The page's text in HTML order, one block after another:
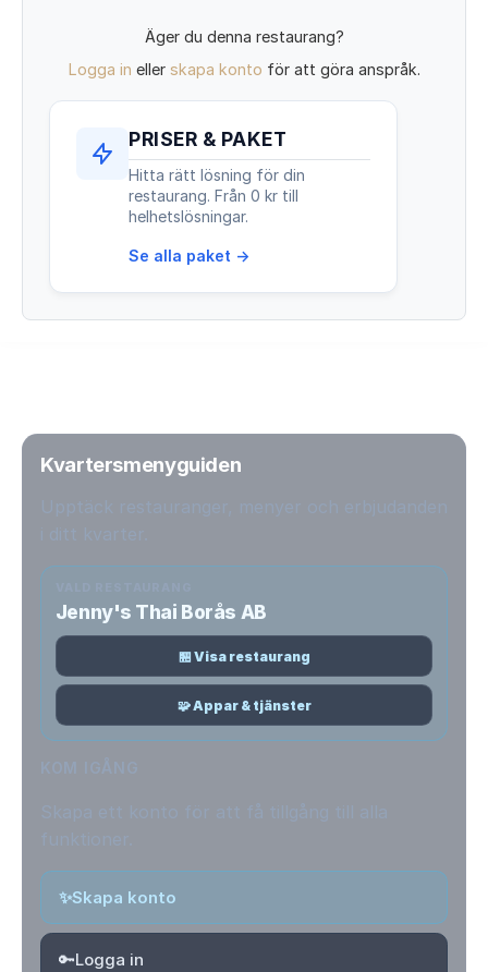
Äger du denna restaurang?
Logga in eller skapa konto för att göra anspråk.
PRISER & PAKET
Hitta rätt lösning för din
restaurang. Från 0 kr till
helhetslösningar.
Se alla paket →
Kvartersmenyguiden
Jenny's Thai Borås AB
🏪 Visa restaurang
🧩 Appar & tjänster
✨Skapa konto
🔑Logga in